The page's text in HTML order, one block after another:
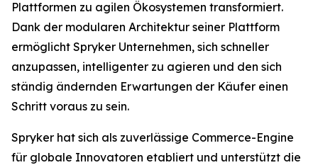
Plattformen zu agilen Ökosystemen transformiert.
Dank der modularen Architektur seiner Plattform
ermöglicht Spryker Unternehmen, sich schneller
anzupassen, intelligenter zu agieren und den sich
ständig ändernden Erwartungen der Käufer einen
Schritt voraus zu sein.
Spryker hat sich als zuverlässige Commerce-Engine
für globale Innovatoren etabliert und unterstützt die